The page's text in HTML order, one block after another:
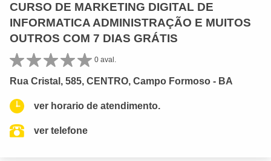
CURSO DE MARKETING DIGITAL DE
INFORMATICA ADMINISTRAÇÃO E MUITOS
OUTROS COM 7 DIAS GRÁTIS
0 aval.
Rua Cristal, 585, CENTRO, Campo Formoso - BA
ver horario de atendimento.
ver telefone